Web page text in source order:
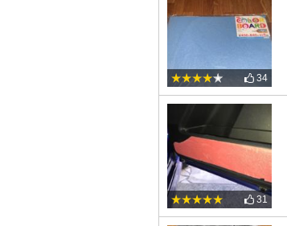
34
31